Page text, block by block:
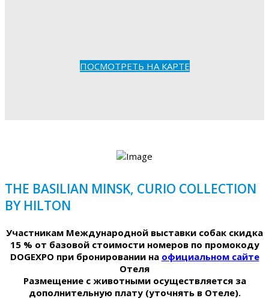
ПОСМОТРЕТЬ НА КАРТЕ
THE BASILIAN MINSK, CURIO COLLECTION
BY HILTON
Участникам Международной выставки собак скидка
15 % от базовой стоимости номеров по промокоду
DOGEXPO при бронировании на официальном сайте
Отеля
Размещение с животными осуществляется за
дополнительную плату (уточнять в Отеле).